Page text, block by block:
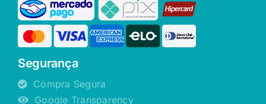
Segurança
Compra Segura
Google Transparency